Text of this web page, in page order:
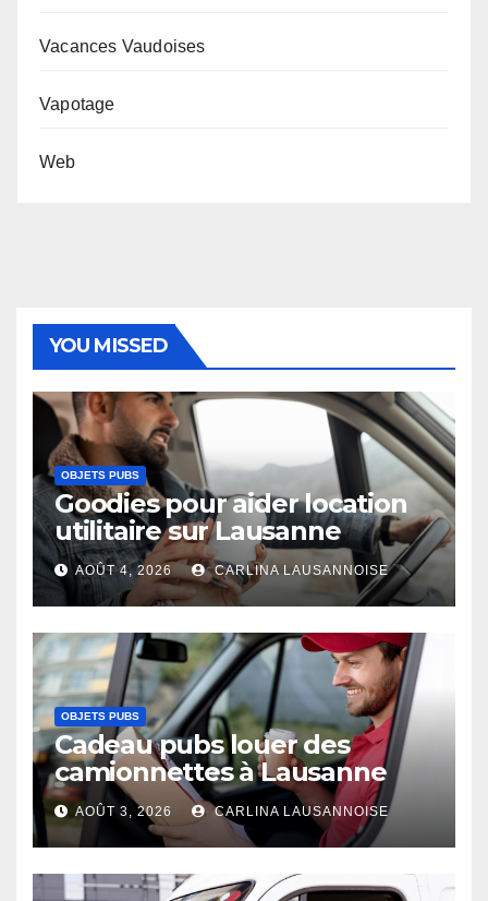
Vacances Vaudoises
Vapotage
Web
YOU MISSED
OBJETS PUBS
Goodies pour aider location
utilitaire sur Lausanne
AOÛT 4, 2026 CARLINA LAUSANNOISE
OBJETS PUBS
Cadeau pubs louer des
camionnettes à Lausanne
AOÛT 3, 2026 CARLINA LAUSANNOISE